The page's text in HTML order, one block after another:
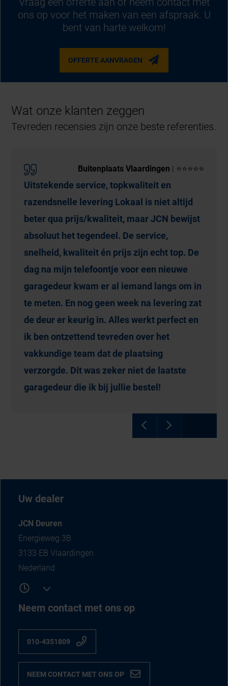
ons op voor het maken van een afspraak. U
bent van harte welkom!
OFFERTE AANVRAGEN
Wat onze klanten zeggen
Tevreden recensies zijn onze beste referenties.
Buitenplaats Vlaardingen | ⭐⭐⭐⭐⭐
Uitstekende service, topkwaliteit en
razendsnelle levering Lokaal is niet altijd
beter qua prijs/kwaliteit, maar JCN bewijst
absoluut het tegendeel. De service,
snelheid, kwaliteit én prijs zijn echt top. De
dag na mijn telefoontje voor een nieuwe
garagedeur kwam er al iemand langs om in
te meten. En nog geen week na levering zat
de deur er keurig in. Alles werkt perfect en
ik ben ontzettend tevreden over het
vakkundige team dat de plaatsing
verzorgde. Dit was zeker niet de laatste
garagedeur die ik bij jullie bestel!
Uw dealer
JCN Deuren
Energieweg 3B
3133 EB Vlaardingen
Nederland
Neem contact met ons op
010-4351809
NEEM CONTACT MET ONS OP